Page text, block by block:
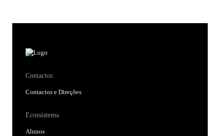
Contactos
Contactos e Direções
Ecossistema
Alunos